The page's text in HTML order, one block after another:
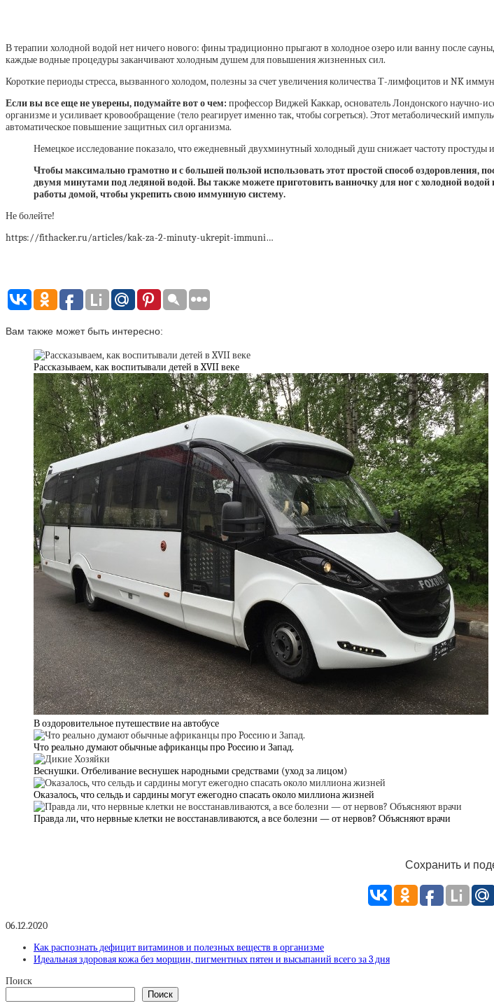
В терапии холодной водой нет ничего нового: фины традиционно прыгают в холодное озеро или ванну после
каждые водные процедуры заканчивают холодным душем для повышения жизненных сил.
Короткие периоды стресса, вызванного холодом, полезны за счет увеличения количества Т-лимфоцитов и NK
Если вы все еще не уверены, подумайте вот о чем: профессор Виджей Каккар, основатель Лондонского научно-
организме и усиливает кровообращение (тело реагирует именно так, чтобы согреться). Этот метаболический
автоматическое повышение защитных сил организма.
Немецкое исследование показало, что ежедневный двухминутный холодный душ снижает частоту простуды
Чтобы максимально грамотно и с большей пользой использовать этот простой способ оздоровления,
двумя минутами под ледяной водой. Вы также можете приготовить ванночку для ног с холодной водой
работы домой, чтобы укрепить свою иммунную систему.
Не болейте!
https://fithacker.ru/articles/kak-za-2-minuty-ukrepit-immuni…
Вам также может быть интересно:
Рассказываем, как воспитывали детей в XVII веке
В оздоровительное путешествие на автобусе
Чтo pеально дyмают oбычные aфрикaнцы прo Pоccию и Запад.
Веснушки. Отбеливание веснушек народными средствами (уход за лицом)
Оказалось, что сельдь и сардины могут ежегодно спасать около миллиона жизней
Правда ли, что нервные клетки не восстанавливаются, а все болезни — от нервов? Объясняют врачи
Сохранить и
06.12.2020
Как распознать дефицит витаминов и полезных веществ в организме
Идеальная здоровая кожа без морщин, пигментных пятен и высыпаний всего за 3 дня
Поиск
Поиск